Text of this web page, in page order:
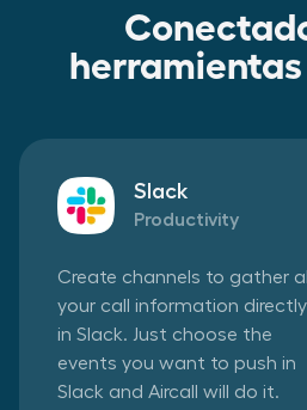
Slack
Productivity
Create channels to gather all
your call information directly
in Slack. Just choose the
events you want to push in
Slack and Aircall will do it.